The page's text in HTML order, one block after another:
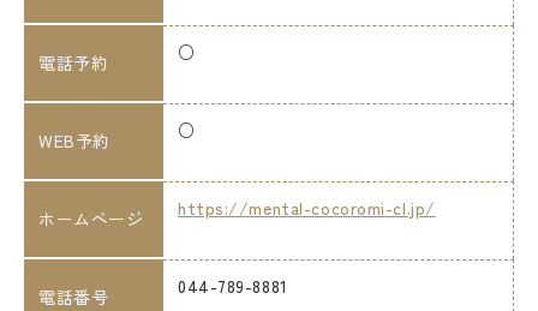
電話予約 ○
WEB予約 ○
ホームページ https://mental-cocoromi-cl.jp/
電話番号 044-789-8881